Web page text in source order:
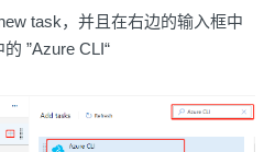
task，并且在右边的输入框中
”Azure CLI“